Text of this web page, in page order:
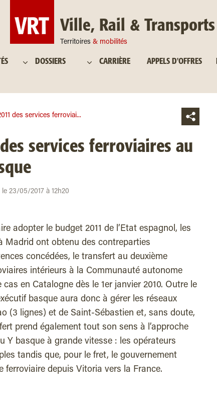
Ville, Rail & Transports
Territoires & mobilités
DOSSIERS CARRIÈRE APPELS D'OFFRES
des services ferroviai...
services ferroviaires au
23/05/2017 à 12h20
adopter le budget 2011 de l’Etat espagnol, les
Madrid ont obtenu des contreparties
concédées, le transfert au deuxième
intérieurs à la Communauté autonome
en Catalogne dès le 1er janvier 2010. Outre le
basque aura donc à gérer les réseaux
(3 lignes) et de Saint-Sébastien et, sans doute,
prend également tout son sens à l’approche
Y basque à grande vitesse : les opérateurs
tandis que, pour le fret, le gouvernement
ferroviaire depuis Vitoria vers la France.